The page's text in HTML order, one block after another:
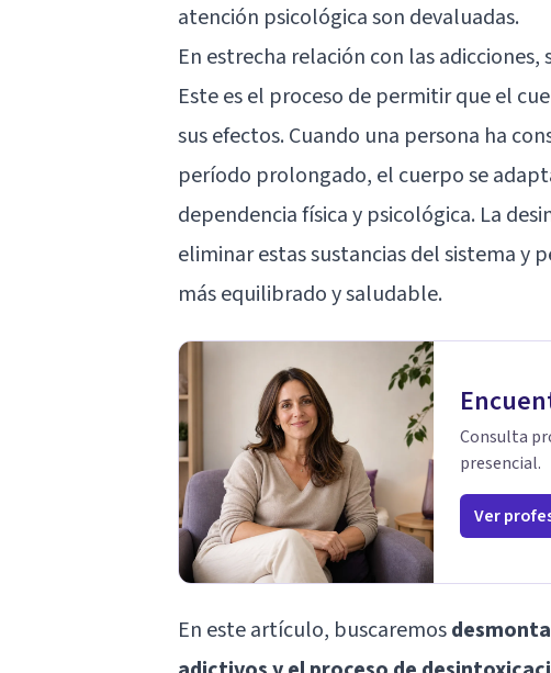
atención psicológica son devaluadas.
En estrecha relación con las
Este es el proceso de permitir que el
sus efectos. Cuando una persona ha
período prolongado, el cuerpo se
dependencia física y psicológica. La
eliminar estas sustancias del sistema y
más equilibrado y saludable.
Consulta
presencial.
Ver
En este artículo, buscaremos